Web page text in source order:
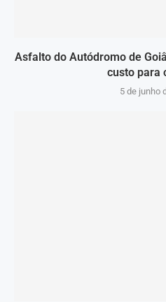
Asfalto do Autódromo de
custo para
5 de junho